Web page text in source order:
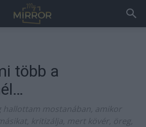
több a
hallottam mostanában, amikor
kritizálja, mert kövér, öreg,